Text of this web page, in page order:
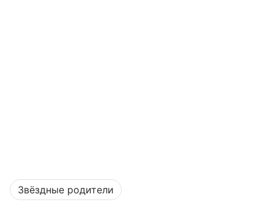
Звёздные родители